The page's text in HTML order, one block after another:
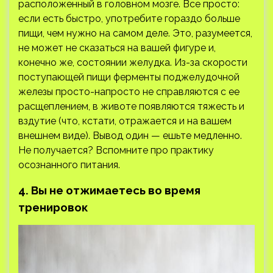
расположенный в головном мозге. Все просто:
если есть быстро, употребите гораздо больше
пищи, чем нужно на самом деле. Это, разумеется,
не может не сказаться на вашей фигуре и,
конечно же, состоянии желудка. Из-за скорости
поступающей пищи ферменты поджелудочной
железы просто-напросто не справляются с ее
расщеплением, в животе появляются тяжесть и
вздутие (что, кстати, отражается и на вашем
внешнем виде). Вывод один — ешьте медленно.
Не получается? Вспомните про практику
осознанного питания.
4. Вы не отжимаетесь во время
тренировок